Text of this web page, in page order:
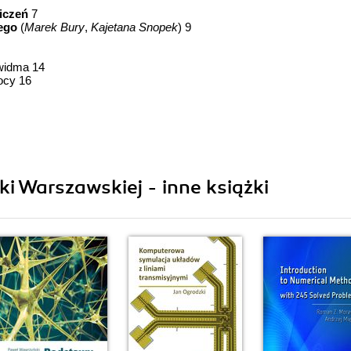
7
(Marek Bury, Kajetana Snopek) 9
14
16
,Karol Radecki) 24
(DSB-SC AM) 31
AM 52
AM 53
Warszawskiej - inne książki